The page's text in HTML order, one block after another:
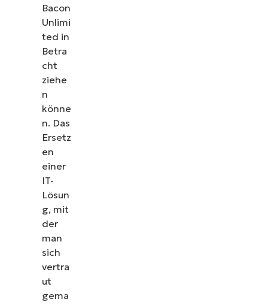
Bacon
Unlimi
ted in
Betra
cht
ziehe
n
könne
n. Das
Ersetz
en
einer
IT-
Lösun
g, mit
der
man
sich
vertra
ut
gema